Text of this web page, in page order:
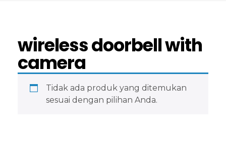
wireless doorbell with
camera
Tidak ada produk yang ditemukan
sesuai dengan pilihan Anda.